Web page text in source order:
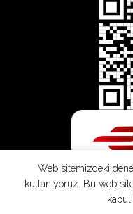
Web sitemizdeki
kullanıyoruz. Bu web